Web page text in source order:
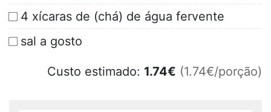
4 xícaras de (chá) de água fervente
sal a gosto
Custo estimado: 1.74€ (1.74€/porção)